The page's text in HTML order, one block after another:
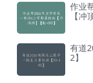
作业
【冲
有道
2】